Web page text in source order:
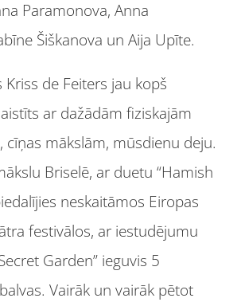
Paramonova, Anna
Šiškanova un Aija Upīte.
de Feiters jau kopš
ar dažādām fiziskajām
cīņas mākslām, mūsdienu deju.
Briselē, ar duetu “Hamish
neskaitāmos Eiropas
festivālos, ar iestudējumu
Garden” ieguvis 5
Vairāk un vairāk pētot